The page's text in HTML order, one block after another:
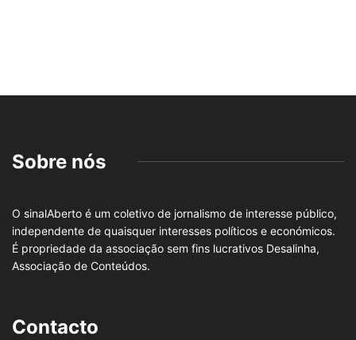
Sobre nós
O sinalAberto é um coletivo de jornalismo de interesse público,
independente de quaisquer interesses políticos e económicos.
É propriedade da associação sem fins lucrativos Desalinha,
Associação de Conteúdos.
Contacto